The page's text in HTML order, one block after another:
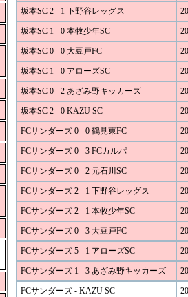
坂本SC 2 - 1 下野谷レッグス
坂本SC 1 - 0 本牧少年SC
坂本SC 0 - 0 大豆戸FC
坂本SC 1 - 0 アローズSC
坂本SC 0 - 2 あざみ野キッカーズ
坂本SC 2 - 0 KAZU SC
FCサンダーズ 0 - 0 鶴見東FC
FCサンダーズ 0 - 3 FCカルパ
FCサンダーズ 0 - 2 元石川SC
FCサンダーズ 2 - 1 下野谷レッグス
FCサンダーズ 2 - 1 本牧少年SC
FCサンダーズ 0 - 3 大豆戸FC
FCサンダーズ 5 - 1 アローズSC
FCサンダーズ 1 - 3 あざみ野キッカーズ
FCサンダーズ - KAZU SC